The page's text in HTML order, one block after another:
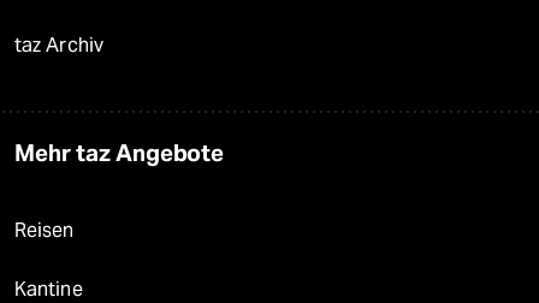
taz Archiv
Mehr taz Angebote
Reisen
Kantine